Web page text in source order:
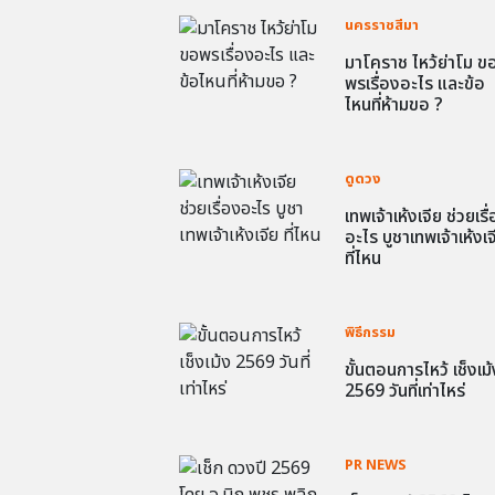
นครราชสีมา
มาโคราช ไหว้ย่าโม ข
พรเรื่องอะไร และข้อ
ไหนที่ห้ามขอ ?
ดูดวง
เทพเจ้าเห้งเจีย ช่วยเ
อะไร บูชาเทพเจ้าเห้งเ
ที่ไหน
พิธีกรรม
ขั้นตอนการไหว้ เช็งเ
2569 วันที่เท่าไหร่
PR NEWS